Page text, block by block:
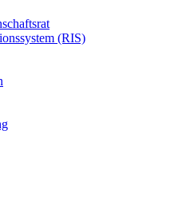
(RIS)